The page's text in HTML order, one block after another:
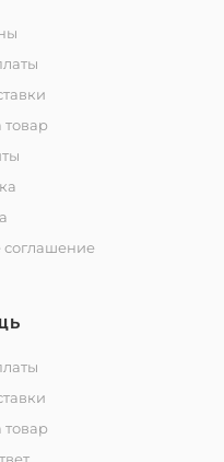
товар
соглашение
товар